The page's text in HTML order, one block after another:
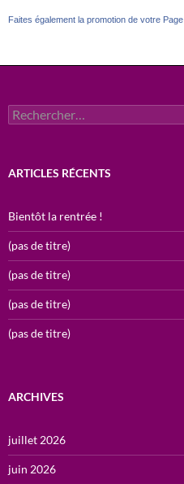
Faites également la promotion de votre Page
Rechercher :
ARTICLES RÉCENTS
Bientôt la rentrée !
(pas de titre)
(pas de titre)
(pas de titre)
(pas de titre)
ARCHIVES
juillet 2026
juin 2026